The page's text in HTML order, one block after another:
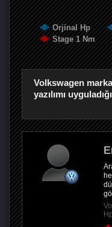
Orjinal Hp
Stage 1 Nm
Volkswagen
yazılımı
Hp